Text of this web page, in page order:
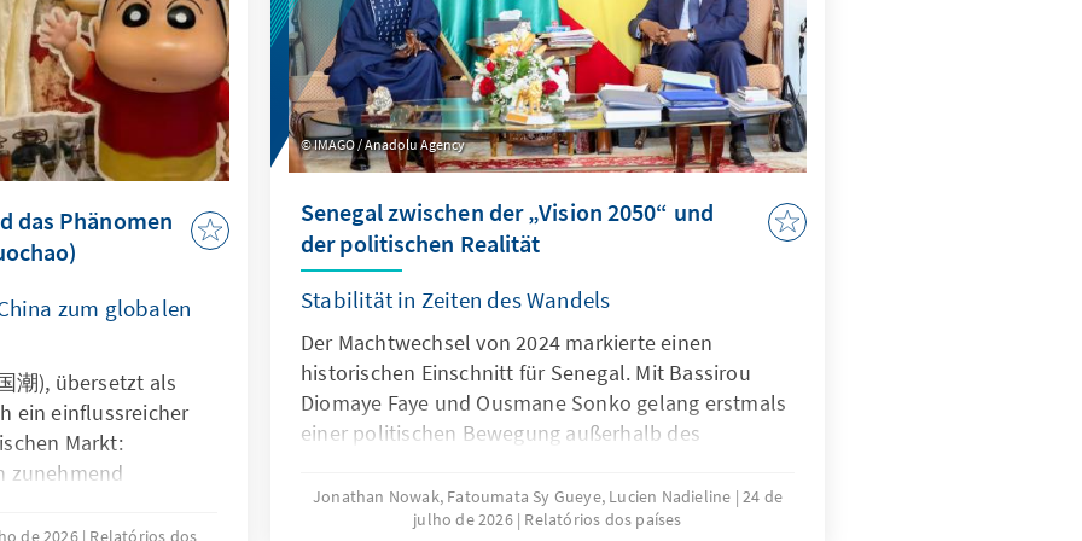
zu einem Zeitpunkt
östlichen Provinzen
AFC/M23 besetzt
Epidemie, deren
1.000 überschritten
Dies ist nicht nur
eine Entwicklung ein,
begann: die
Rechtsstaatlichkeit
Kongo nach zwei
hatte.
IMAGO / Anadolu Agency
Senegal zwischen der „Vision 2050“ und
der politischen Realität
Stabilität in Zeiten des Wandels
Der Machtwechsel von 2024 markierte einen
historischen Einschnitt für Senegal. Mit Bassirou
Diomaye Faye und Ousmane Sonko gelang erstmals
einer politischen Bewegung außerhalb des
Präsidentenpalast und die Übernahme der
parlamentarischen Mehrheit. Die Erwartungen an die
Jonathan Nowak, Fatoumata Sy Gueye, Lucien Nadieline 24 de
julho de 2026 Relatórios dos países
das Phänomen
zum globalen
潮), übersetzt als
ein einflussreicher
Markt:
zunehmend
Ob in der
de 2026 Relatórios dos